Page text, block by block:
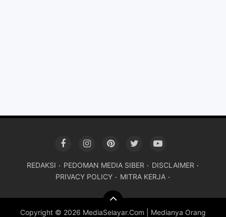
REDAKSI PEDOMAN MEDIA SIBER
DISCLAIMER
PRIVACY POLICY
MITRA KERJA
Copyright © 2026 MediaSelayar.Com | Medianya Orang